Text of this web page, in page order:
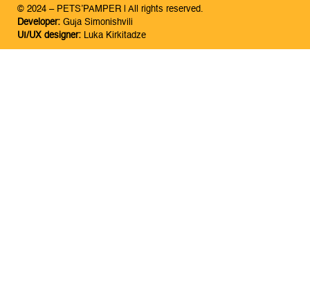
© 2024 – PETS’PAMPER | All rights reserved.
Developer: Guja Simonishvili
UI/UX designer:
Luka Kirkitadze